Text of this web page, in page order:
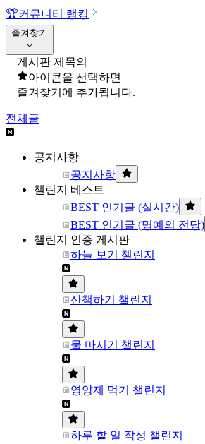
🏆커뮤니티 랭킹
즐겨찾기
게시판 제목의
아이콘을 선택하면
즐겨찾기에 추가됩니다.
전체글
공지사항
공지사항
챌린지 베스트
BEST 인기글 (실시간)
BEST 인기글 (명예의 전당)
챌린지 인증 게시판
하늘 보기 챌린지
산책하기 챌린지
물 마시기 챌린지
영양제 먹기 챌린지
하루 할 일 작성 챌린지